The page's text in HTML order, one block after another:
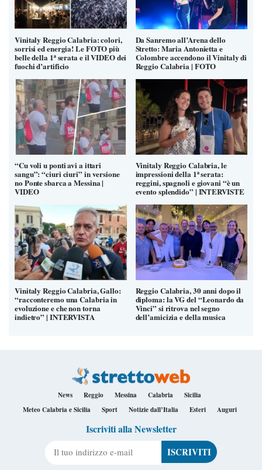
Vinitaly Reggio Calabria: colori,
sorrisi ed energia! Le FOTO più
belle della 1ª serata e il VIDEO dei
fuochi d’artificio
Da Sanremo all’Arena dello
Stretto: Maria Antonietta e
Colombre accendono il Vinitaly di
Reggio Calabria | FOTO
“Cu voli u ponti avi a ittari
sangu”: “ciuri ciuri” in versione
no Ponte sbarca a Messina |
VIDEO
Vinitaly Reggio Calabria, le
impressioni della 1ª serata:
reggini, spagnoli e giovani “è un
evento splendido” | INTERVISTE
Vinitaly Reggio Calabria, Gallo:
“racconteremo una Calabria in
evoluzione e che non torna
indietro” | INTERVISTA
Reggio Calabria, 30 anni dopo il
diploma: la VG del “Leonardo da
Vinci” si ritrova nel segno
dell’amicizia e della musica
News Reggio Messina Calabria
Sicilia
Meteo Calabria e Sicilia
Sport Notizie dall’Italia Esteri Auguri
Iscriviti alla Newsletter